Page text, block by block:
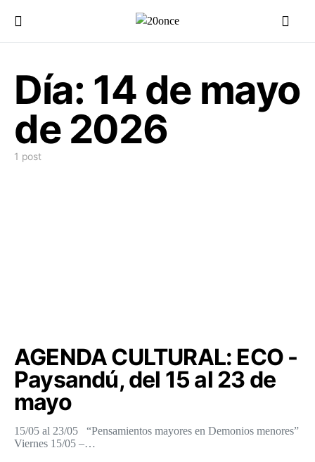
Día: 14 de mayo
de 2026
1 post
AGENDA CULTURAL: ECO -
Paysandú, del 15 al 23 de
mayo
15/05 al 23/05 “Pensamientos mayores en Demonios menores”
Viernes 15/05 –…